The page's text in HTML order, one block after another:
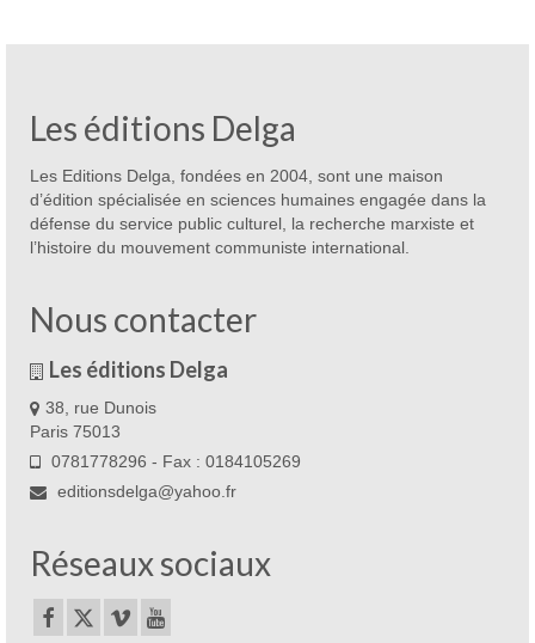
Les éditions Delga
Les Editions Delga, fondées en 2004, sont une maison
d’édition spécialisée en sciences humaines engagée dans la
défense du service public culturel, la recherche marxiste et
l’histoire du mouvement communiste international.
Nous contacter
Les éditions Delga
38, rue Dunois
Paris 75013
0781778296 - Fax : 0184105269
editionsdelga@yahoo.fr
Réseaux sociaux